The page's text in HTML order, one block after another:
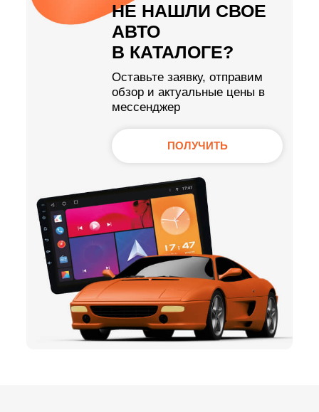
НЕ НАШЛИ СВОЕ
АВТО
В КАТАЛОГЕ?
Оставьте заявку, отправим
обзор и актуальные цены в
мессенджер
ПОЛУЧИТЬ